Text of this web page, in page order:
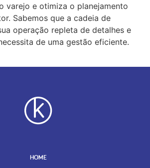
varejo e otimiza o planejamento
Sabemos que a cadeia de
operação repleta de detalhes e
de uma gestão eficiente.
HOME